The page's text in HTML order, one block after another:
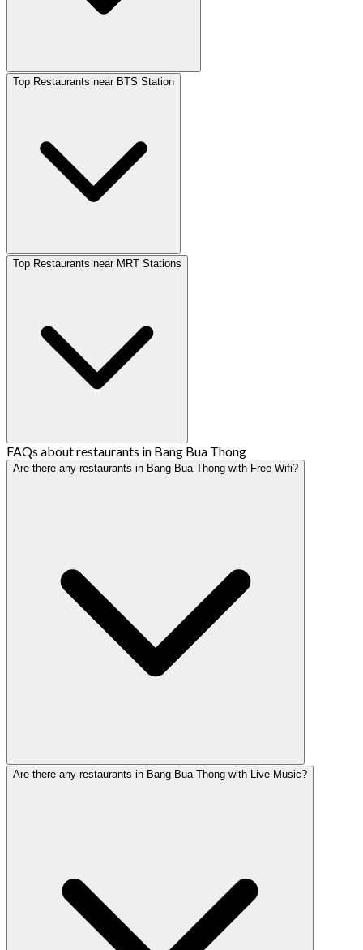
Top Restaurants near BTS Station
Top Restaurants near MRT Stations
FAQs about restaurants in Bang Bua Thong
Are there any restaurants in Bang Bua Thong with Free Wifi?
Are there any restaurants in Bang Bua Thong with Live Music?